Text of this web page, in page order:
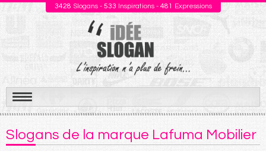
3428 Slogans - 533 Inspirations - 481 Expressions
Aller
au
contenu
Slogans de la marque Lafuma Mobilier